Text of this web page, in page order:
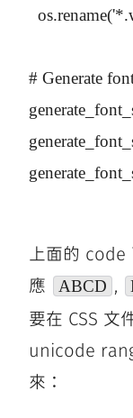
# Generate
上面的
應
ABCD ,
要在 CSS 文
unicode
來：